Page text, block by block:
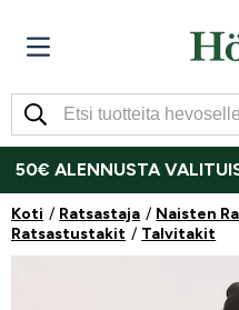
50€ ALENNUSTA
Koti Ratsastaja
Naisten
Ratsastustakit
Talvitakit